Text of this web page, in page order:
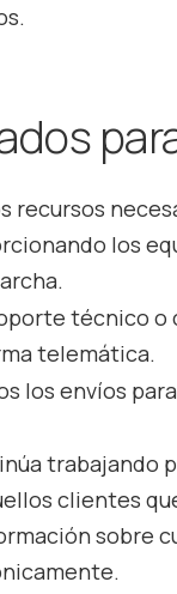
recursos
los
técnico
telemática.
los envíos
trabajando
clientes
sobre